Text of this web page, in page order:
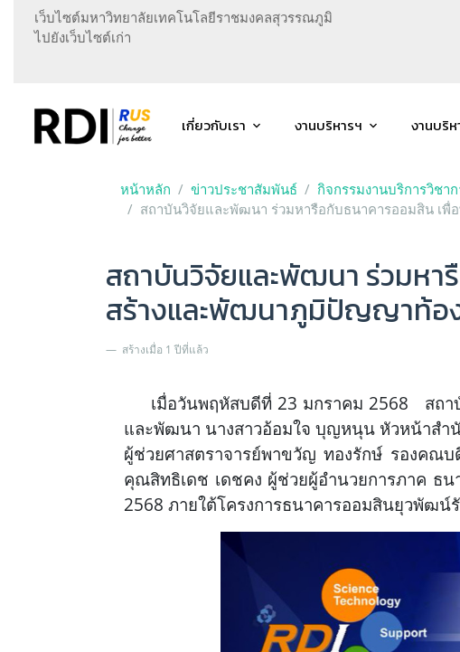
เว็บไซต์มหาวิทยาลัยเทคโนโลยีราชมงคลสุวรรณภูมิ
ไปยังเว็บไซต์เก่า
เกี่ยวกับเรา งานบริหารฯ งานบริ
หน้าหลัก ข่าวประชาสัมพันธ์
กิจกรรมงานบริการวิชา
สถาบันวิจัยและพัฒนา ร่วมหารือกับธนาคารออมสิน เ
สถาบันวิจัยและพัฒนา ร่วมหา
สร้างและพัฒนาภูมิปัญญาท้อ
สร้างเมื่อ 1 ปีที่แล้ว
เมื่อวันพฤหัสบดีที่ 23 มกราคม 2568 สถ
และพัฒนา นางสาวอ้อมใจ บุญหนุน หัวหน้าสำ
ผู้ช่วยศาสตราจารย์พาขวัญ ทองรักษ์ รองคณบ
คุณสิทธิเดช เดชคง ผู้ช่วยผู้อำนวยการภาค ธ
2568 ภายใต้โครงการธนาคารออมสินยุวพัฒ